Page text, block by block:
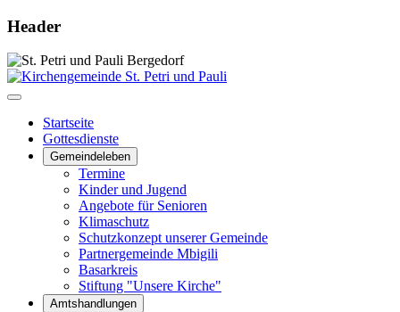
Header
Startseite
Gottesdienste
Gemeindeleben
Termine
Kinder und Jugend
Angebote für Senioren
Klimaschutz
Schutzkonzept unserer Gemeinde
Partnergemeinde Mbigili
Basarkreis
Stiftung "Unsere Kirche"
Amtshandlungen